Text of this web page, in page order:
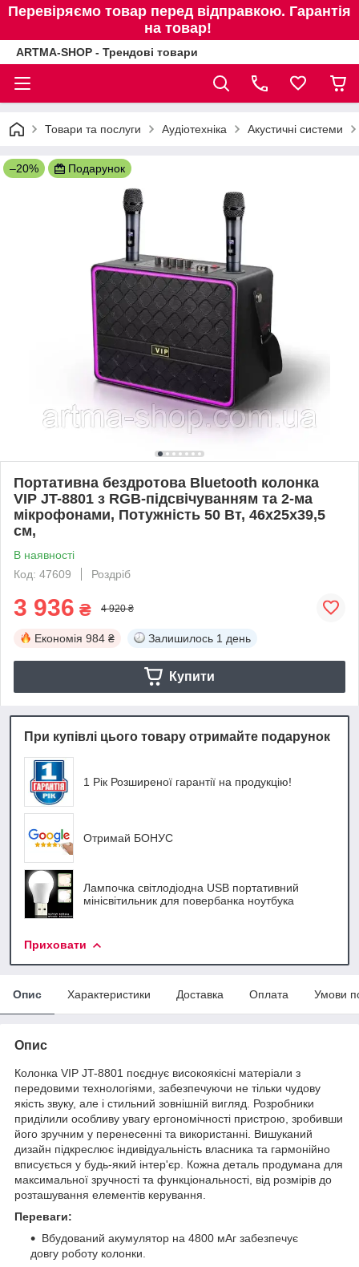
Перевіряємо товар перед відправкою. Гарантія
на товар!
ARTMA-SHOP - Трендові товари
Товари та послуги Аудіотехніка Акустичні системи
–20% Подарунок
Портативна бездротова Bluetooth колонка
VIP JT-8801 з RGB-підсвічуванням та 2-ма
мікрофонами, Потужність 50 Вт, 46х25х39,5
см,
В наявності
Код: 47609
Роздріб
3 936 ₴ 4 920 ₴
Економія 984 ₴ Залишилось 1 день
Купити
При купівлі цього товару отримайте подарунок
1 Рік Розширеної гарантії на продукцію!
Отримай БОНУС
Лампочка світлодіодна USB портативний
мінісвітильник для повербанка ноутбука
Приховати
Опис Характеристики Доставка Оплата Умови
Опис
Колонка VIP JT-8801 поєднує високоякісні матеріали з
передовими технологіями, забезпечуючи не тільки чудову
якість звуку, але і стильний зовнішній вигляд. Розробники
приділили особливу увагу ергономічності пристрою, зробивши
його зручним у перенесенні та використанні. Вишуканий
дизайн підкреслює індивідуальність власника та гармонійно
вписується у будь-який інтер'єр. Кожна деталь продумана для
максимальної зручності та функціональності, від розмірів до
розташування елементів керування.
Переваги:
Вбудований акумулятор на 4800 мАг забезпечує
довгу роботу колонки.